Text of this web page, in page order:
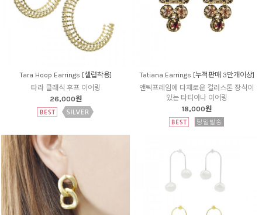
Tara Hoop Earrings [셀럽착용]
타라 클래식 후프 이어링
26,000원
Tatiana Earrings [누적판매 3만개이상]
앤틱프레임에 다채로운 컬러스톤 장식이
있는 타티아나 이어링
18,000원